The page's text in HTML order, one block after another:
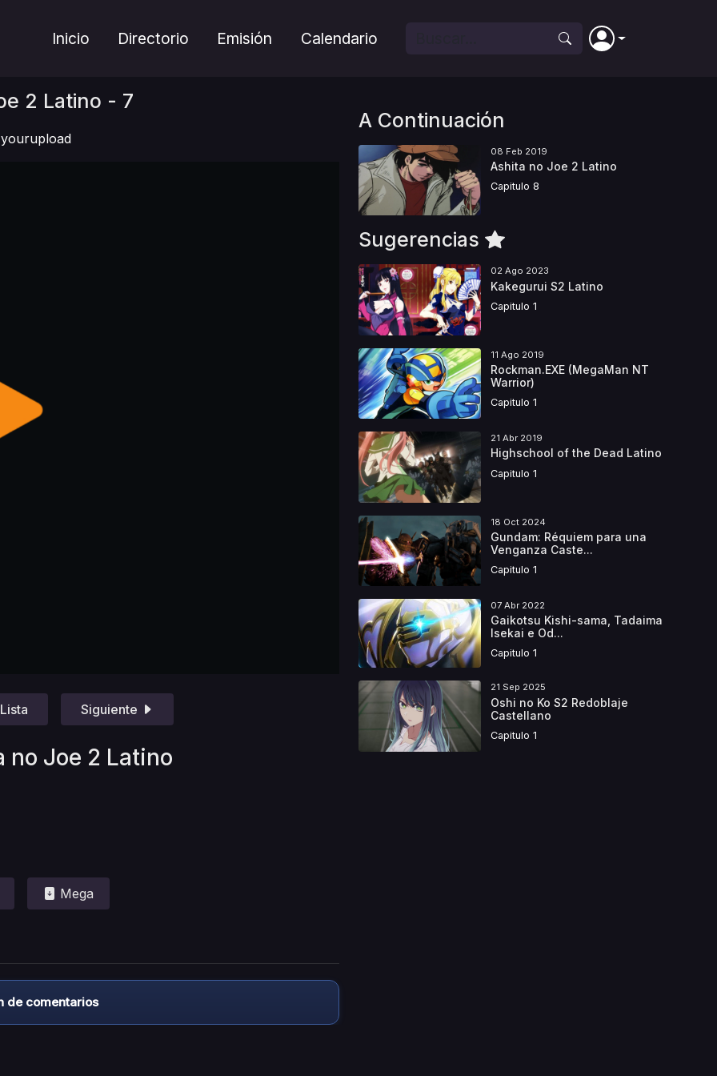
Inicio Directorio Emisión Calendario
2 Latino - 7
yourupload
Lista Siguiente
no Joe 2 Latino
Mega
de comentarios
A Continuación
08 Feb 2019
Ashita no Joe 2 Latino
Capitulo 8
Sugerencias
02 Ago 2023
Kakegurui S2 Latino
Capitulo 1
11 Ago 2019
Rockman.EXE (MegaMan NT
Warrior)
Capitulo 1
21 Abr 2019
Highschool of the Dead Latino
Capitulo 1
18 Oct 2024
Gundam: Réquiem para una
Venganza Caste...
Capitulo 1
07 Abr 2022
Gaikotsu Kishi-sama, Tadaima
Isekai e Od...
Capitulo 1
21 Sep 2025
Oshi no Ko S2 Redoblaje
Castellano
Capitulo 1